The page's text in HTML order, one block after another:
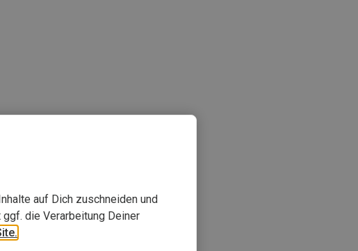
auf Dich zuschneiden und
die Verarbeitung Deiner